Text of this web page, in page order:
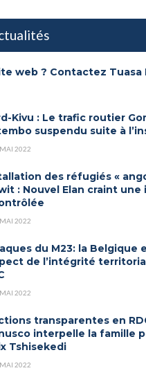
web ? Contactez Tuasa
Kivu : Le trafic routier
suspendu suite à
2022
des réfugiés «
: Nouvel Elan craint
2022
du M23: la Belgique
de l’intégrité
2022
transparentes en
interpelle la famille
Tshisekedi
2022